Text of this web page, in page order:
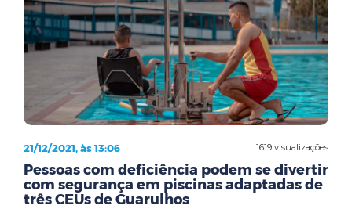
1619 visualizações
21/12/2021, às 13:06
Pessoas com deficiência podem se divertir
com segurança em piscinas adaptadas de
três CEUs de Guarulhos